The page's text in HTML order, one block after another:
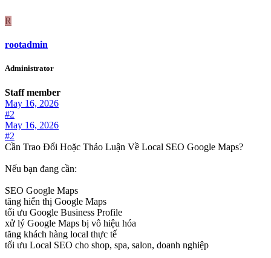
R
rootadmin
Administrator
Staff member
May 16, 2026
#2
May 16, 2026
#2
Cần Trao Đổi Hoặc Thảo Luận Về Local SEO Google Maps?
Nếu bạn đang cần:
SEO Google Maps
tăng hiển thị Google Maps
tối ưu Google Business Profile
xử lý Google Maps bị vô hiệu hóa
tăng khách hàng local thực tế
tối ưu Local SEO cho shop, spa, salon, doanh nghiệp